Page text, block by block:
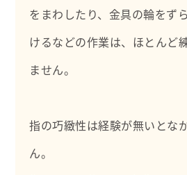
をまわしたり、金具の輪をず
けるなどの作業は、ほとんど
ません。
指の巧緻性は経験が無いとな
ん。